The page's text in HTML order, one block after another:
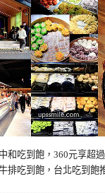
和吃到飽，360元享超
排吃到飽，台北吃到飽